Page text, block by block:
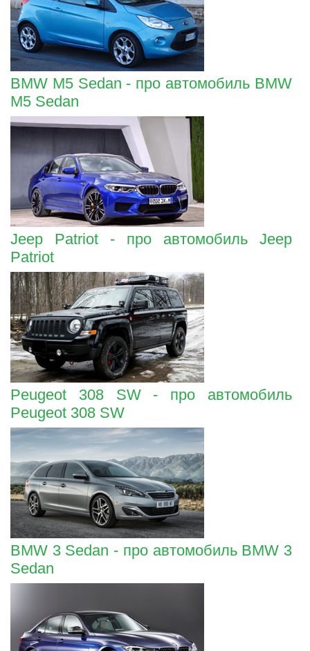
BMW M5 Sedan - про автомобиль BMW
M5 Sedan
Jeep Patriot - про автомобиль Jeep
Patriot
Peugeot 308 SW - про автомобиль
Peugeot 308 SW
BMW 3 Sedan - про автомобиль BMW 3
Sedan